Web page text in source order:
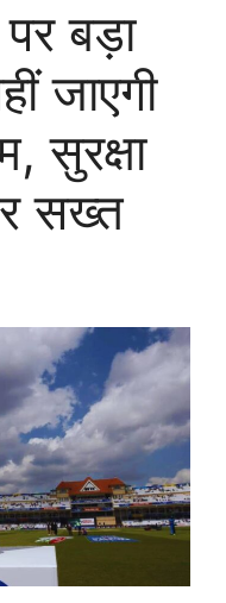
बड़ा
जाएगी
सुरक्षा
सख्त